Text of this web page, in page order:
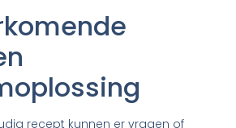
recept kunnen er vragen of